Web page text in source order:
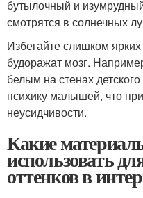
бутылочный и
смотрятся в солнечных
Избегайте слишком
будоражат мозг.
белым на стенах
психику малышей, что
неусидчивости.
Какие
использовать
оттенков в